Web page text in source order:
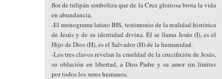
flor de tulipán simboliza que de la Cruz gloriosa brota la vida
en abundancia.
-El monograma latino IHS, testimonio de la realidad histórica
de Jesús y de su identidad divina. Él se llama Jesús (I), es el
Hijo de Dios (H), es el Salvador (H) de la humanidad.
-Los tres clavos revelan la crueldad de la crucifixión de Jesús,
su oblación en libertad, a Dios Padre y su amor sin límites
por todos los seres humanos.